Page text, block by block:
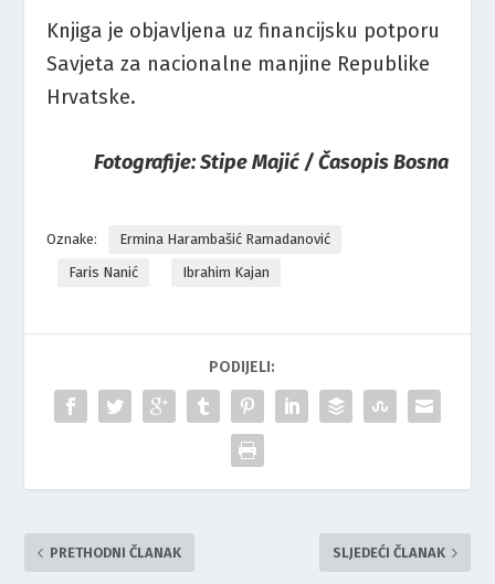
Knjiga je objavljena uz financijsku potporu
Savjeta za nacionalne manjine Republike
Hrvatske.
Fotografije: Stipe Majić / Časopis Bosna
Oznake:
Ermina Harambašić Ramadanović
Faris Nanić
Ibrahim Kajan
PODIJELI:
PRETHODNI ČLANAK SLJEDEĆI ČLANAK